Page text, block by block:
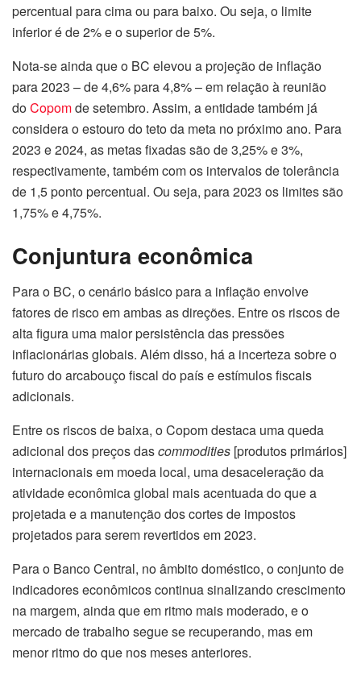
percentual para cima ou para baixo. Ou seja, o limite
inferior é de 2% e o superior de 5%.
Nota-se ainda que o BC elevou a projeção de inflação
para 2023 – de 4,6% para 4,8% – em relação à reunião
doCopomde setembro. Assim, a entidade também já
considera o estouro do teto da meta no próximo ano. Para
2023 e 2024, as metas fixadas são de 3,25% e 3%,
respectivamente, também com os intervalos de tolerância
de 1,5 ponto percentual. Ou seja, para 2023 os limites são
1,75% e 4,75%.
Conjuntura econômica
Para o BC, o cenário básico para a inflação envolve
fatores de risco em ambas as direções. Entre os riscos de
alta figura uma maior persistência das pressões
inflacionárias globais. Além disso, há a incerteza sobre o
futuro do arcabouço fiscal do país e estímulos fiscais
adicionais.
Entre os riscos de baixa, o Copom destaca uma queda
adicional dos preços dascommodities [produtos primários]
internacionais em moeda local, uma desaceleração da
atividade econômica global mais acentuada do que a
projetada e a manutenção dos cortes de impostos
projetados para serem revertidos em 2023.
Para o Banco Central, no âmbitodoméstico, o conjunto de
indicadores econômicos continua sinalizando crescimento
na margem, ainda que em ritmo mais moderado, e o
mercado de trabalho segue se recuperando, mas em
menor ritmo do que nos meses anteriores.